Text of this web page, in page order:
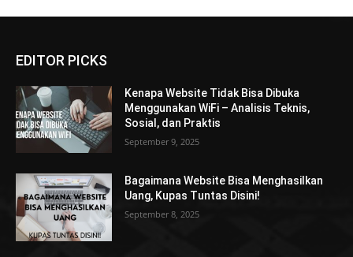
EDITOR PICKS
Kenapa Website Tidak Bisa Dibuka
Menggunakan WiFi – Analisis Teknis,
Sosial, dan Praktis
September 9, 2025
Bagaimana Website Bisa Menghasilkan
Uang, Kupas Tuntas Disini!
September 8, 2025